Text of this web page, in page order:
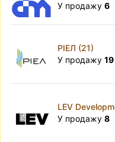
У продажу 6
РІЕЛ (21)
У продажу 19
LEV
У продажу 8